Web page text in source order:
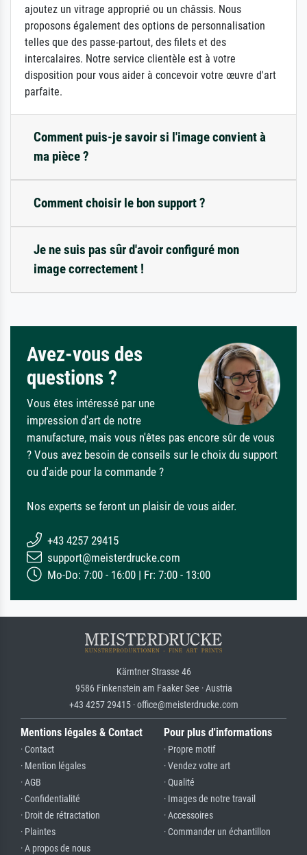
ajoutez un vitrage approprié ou un châssis. Nous
proposons également des options de personnalisation
telles que des passe-partout, des filets et des
intercalaires. Notre service clientèle est à votre
disposition pour vous aider à concevoir votre œuvre d'art
parfaite.
Comment puis-je savoir si l'image convient à
ma pièce ?
Comment choisir le bon support ?
Je ne suis pas sûr d'avoir configuré mon
image correctement !
Avez-vous des
questions ?
Vous êtes intéressé par une
impression d'art de notre
manufacture, mais vous n'êtes pas encore sûr de vous
? Vous avez besoin de conseils sur le choix du support
ou d'aide pour la commande ?
Nos experts se feront un plaisir de vous aider.
+43 4257 29415
support@meisterdrucke.com
Mo-Do: 7:00 - 16:00 | Fr: 7:00 - 13:00
Kärntner Strasse 46
9586 Finkenstein am Faaker See · Austria
+43 4257 29415 · office@meisterdrucke.com
Mentions légales & Contact
· Contact
· Mention légales
· AGB
· Confidentialité
· Droit de rétractation
· Plaintes
· A propos de nous
Pour plus d'informations
· Propre motif
· Vendez votre art
· Qualité
· Images de notre travail
· Accessoires
· Commander un échantillon